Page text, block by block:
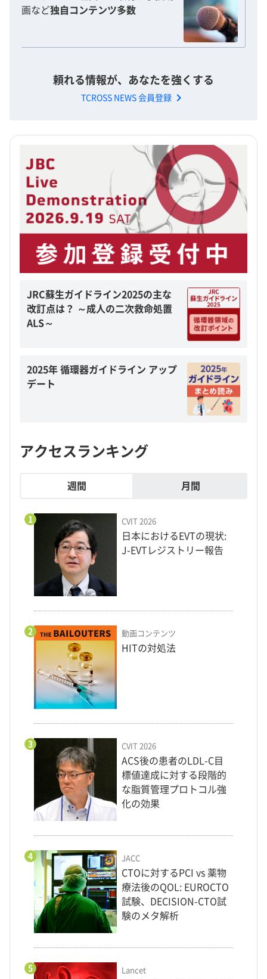
画など独自コンテンツ多数
頼れる情報が、あなたを強くする
TCROSS NEWS 会員登録 chevron_right
JRC蘇生ガイドライン2025の主な
改訂点は？ ～成人の二次救命処置
ALS～
2025年 循環器ガイドライン アップ
デート
アクセスランキング
週間 月間
1 CVIT 2026
日本におけるEVTの現状:
J-EVTレジストリー報告
2 動画コンテンツ
HITの対処法
3 CVIT 2026
ACS後の患者のLDL-C目
標値達成に対する段階的
な脂質管理プロトコル強
化の効果
4 JACC
CTOに対するPCI vs 薬物
療法後のQOL: EUROCTO
試験、DECISION-CTO試
験のメタ解析
5 Lancet